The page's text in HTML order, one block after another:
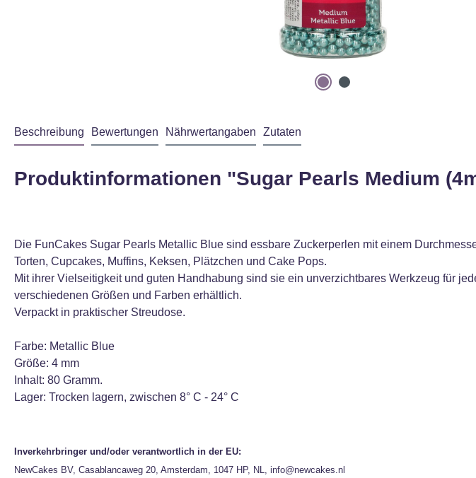
Beschreibung Bewertungen Nährwertangaben Zutaten
Produktinformationen "Sugar Pearls Medium
Die FunCakes Sugar Pearls Metallic Blue sind essbare Zuckerperlen mit einem
Torten, Cupcakes, Muffins, Keksen, Plätzchen und Cake Pops.
Mit ihrer Vielseitigkeit und guten Handhabung sind sie ein unverzichtbares Werkzeug für
verschiedenen Größen und Farben erhältlich.
Verpackt in praktischer Streudose.
Farbe: Metallic Blue
Größe: 4 mm
Inhalt: 80 Gramm.
Lager: Trocken lagern, zwischen 8° C - 24° C
Inverkehrbringer und/oder verantwortlich in der EU:
NewCakes BV, Casablancaweg 20, Amsterdam, 1047 HP, NL, info@newcakes.nl